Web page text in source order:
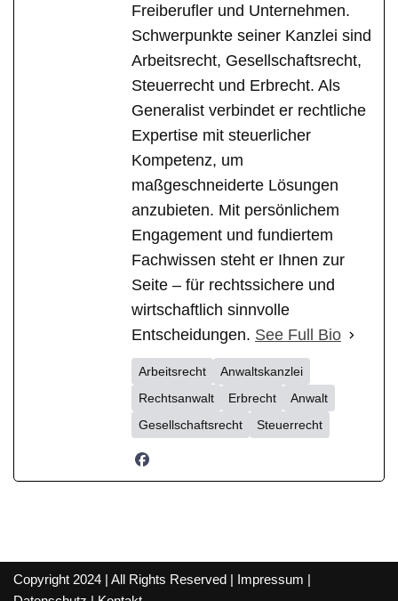
Freiberufler und Unternehmen.
Schwerpunkte seiner Kanzlei sind
Arbeitsrecht, Gesellschaftsrecht,
Steuerrecht und Erbrecht. Als
Generalist verbindet er rechtliche
Expertise mit steuerlicher
Kompetenz, um
maßgeschneiderte Lösungen
anzubieten. Mit persönlichem
Engagement und fundiertem
Fachwissen steht er Ihnen zur
Seite – für rechtssichere und
wirtschaftlich sinnvolle
Entscheidungen. See Full Bio
Arbeitsrecht
Anwaltskanzlei
Rechtsanwalt
Erbrecht
Anwalt
Gesellschaftsrecht
Steuerrecht
Copyright 2024 | All Rights Reserved | Impressum |